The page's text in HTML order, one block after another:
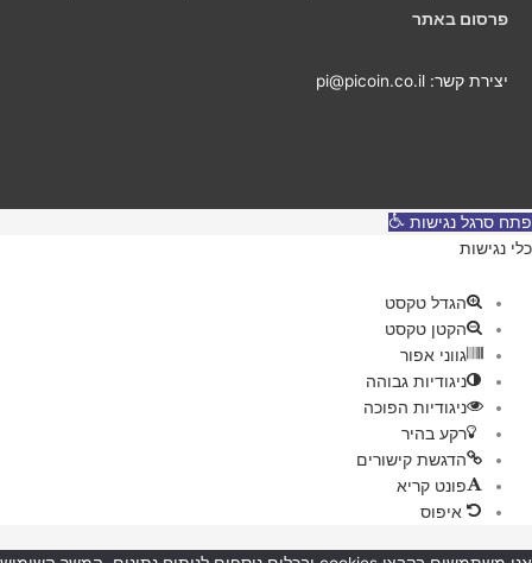
ם
פרסום באתר
יצירת קשר: pi@picoin.co.il
פתח סרגל נגישות
כלי נגישות
הגדל טקסט
הקטן טקסט
גווני אפור
ניגודיות גבוהה
ניגודיות הפוכה
רקע בהיר
הדגשת קישורים
פונט קריא
איפוס